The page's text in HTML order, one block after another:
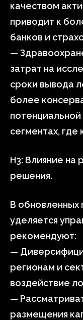
качеством
приводит к
банков и
—
затрат на
сроки вывода
более
сегментах, где
H3: Влияние на
решения.
В обновленных
уделяется
рекомендуют:
—
регионам и
воздействие
—
размещения